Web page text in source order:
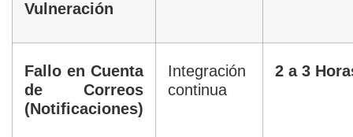
Vulneración
Fallo en Cuenta
de Correos
(Notificaciones)
Integración
continua
2 a 3